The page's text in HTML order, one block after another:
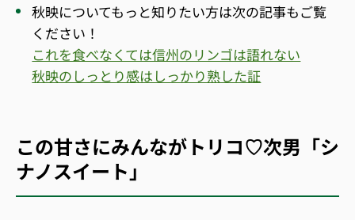
秋映についてもっと知りたい方は次の記事もご覧
ください！
これを食べなくては信州のリンゴは語れない
秋映のしっとり感はしっかり熟した証
この甘さにみんながトリコ♡次男「シ
ナノスイート」